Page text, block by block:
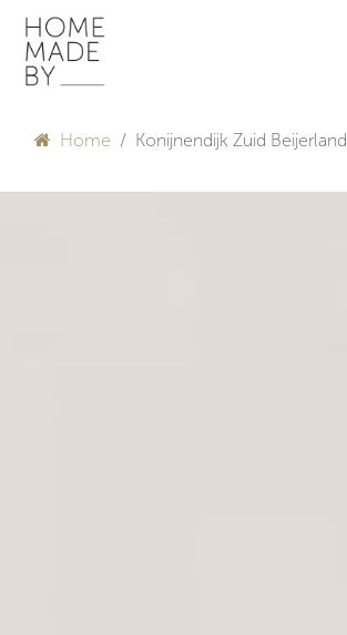
Overslaan naar inhoud
Home Konijnendijk Zuid Beijerland